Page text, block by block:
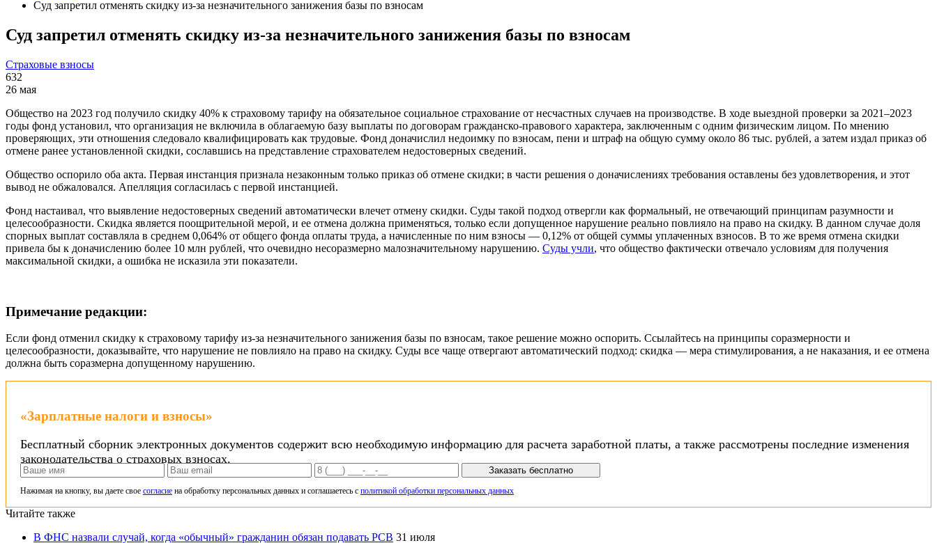
Суд запретил отменять скидку из-за незначительного занижения базы по взносам
Суд запретил отменять скидку из-за незначительного занижения базы по взносам
Страховые взносы
632
26 мая
Общество на 2023 год получило скидку 40% к страховому тарифу на обязательное социальное страхование от несчастных случаев на производстве. В ходе выездной проверки за 2021–2023
годы фонд установил, что организация не включила в облагаемую базу выплаты по договорам гражданско-правового характера, заключенным с одним физическим лицом. По мнению
проверяющих, эти отношения следовало квалифицировать как трудовые. Фонд доначислил недоимку по взносам, пени и штраф на общую сумму около 86 тыс. рублей, а затем издал приказ об
отмене ранее установленной скидки, сославшись на представление страхователем недостоверных сведений.
Общество оспорило оба акта. Первая инстанция признала незаконным только приказ об отмене скидки; в части решения о доначислениях требования оставлены без удовлетворения, и этот
вывод не обжаловался. Апелляция согласилась с первой инстанцией.
Фонд настаивал, что выявление недостоверных сведений автоматически влечет отмену скидки. Суды такой подход отвергли как формальный, не отвечающий принципам разумности и
целесообразности. Скидка является поощрительной мерой, и ее отмена должна применяться, только если допущенное нарушение реально повлияло на право на скидку. В данном случае доля
спорных выплат составляла в среднем 0,064% от общего фонда оплаты труда, а начисленные по ним взносы — 0,12% от общей суммы уплаченных взносов. В то же время отмена скидки
привела бы к доначислению более 10 млн рублей, что очевидно несоразмерно малозначительному нарушению. Суды учли, что общество фактически отвечало условиям для получения
максимальной скидки, а ошибка не исказила эти показатели.
Примечание редакции:
Если фонд отменил скидку к страховому тарифу из-за незначительного занижения базы по взносам, такое решение можно оспорить. Ссылайтесь на принципы соразмерности и
целесообразности, доказывайте, что нарушение не повлияло на право на скидку. Суды все чаще отвергают автоматический подход: скидка — мера стимулирования, а не наказания, и ее отмена
должна быть соразмерна допущенному нарушению.
«Зарплатные налоги и взносы»
Бесплатный сборник электронных документов содержит всю необходимую информацию для расчета заработной платы, а также рассмотрены последние изменения
законодательства о страховых взносах.
Заказать бесплатно
Нажимая на кнопку, вы даете свое согласие на обработку персональных данных и соглашаетесь с политикой обработки персональных данных
Читайте также
В ФНС назвали случай, когда «обычный» гражданин обязан подавать РСВ 31 июля